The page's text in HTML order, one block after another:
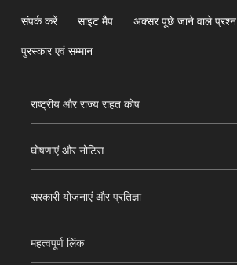
संपर्क करें साइट मैप अक्सर पूछे जाने वाले प्रश्न
पुरस्कार एवं सम्मान
राष्ट्रीय और राज्य राहत कोष
घोषणाएं और नोटिस
सरकारी योजनाएं और प्रतिज्ञा
महत्वपूर्ण लिंक